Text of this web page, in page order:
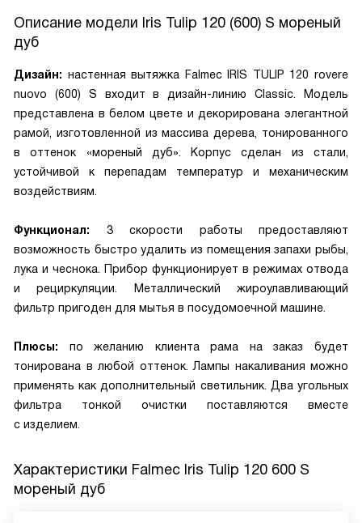
Описание модели Iris Tulip 120 (600) S мореный
дуб
Дизайн: настенная вытяжка Falmec IRIS TULIP 120 rovere
nuovo (600) S входит в дизайн-линию Classic. Модель
представлена в белом цвете и декорирована элегантной
рамой, изготовленной из массива дерева, тонированного
в оттенок «мореный дуб». Корпус сделан из стали,
устойчивой к перепадам температур и механическим
воздействиям.
Функционал: 3 скорости работы предоставляют
возможность быстро удалить из помещения запахи рыбы,
лука и чеснока. Прибор функционирует в режимах отвода
и рециркуляции. Металлический жироулавливающий
фильтр пригоден для мытья в посудомоечной машине.
Плюсы: по желанию клиента рама на заказ будет
тонирована в любой оттенок. Лампы накаливания можно
применять как дополнительный светильник. Два угольных
фильтра тонкой очистки поставляются вместе
с изделием.
Характеристики Falmec Iris Tulip 120 600 S
мореный дуб